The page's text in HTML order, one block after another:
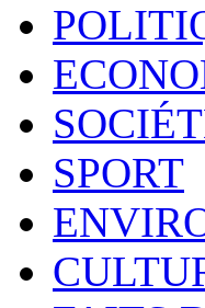
SPORT